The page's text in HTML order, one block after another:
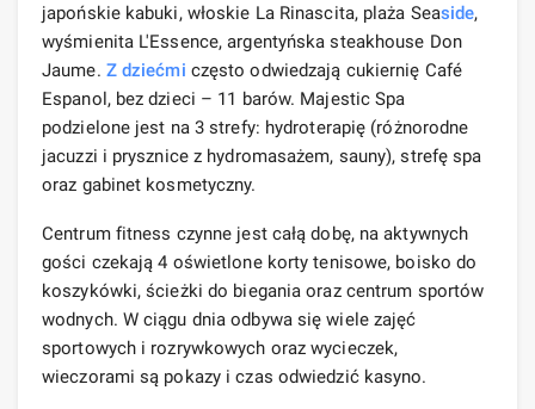
japońskie kabuki, włoskie La Rinascita, plaża Seaside,
wyśmienita L'Essence, argentyńska steakhouse Don
Jaume. Z dziećmi często odwiedzają cukiernię Café
Espanol, bez dzieci – 11 barów. Majestic Spa
podzielone jest na 3 strefy: hydroterapię (różnorodne
jacuzzi i prysznice z hydromasażem, sauny), strefę spa
oraz gabinet kosmetyczny.
Centrum fitness czynne jest całą dobę, na aktywnych
gości czekają 4 oświetlone korty tenisowe, boisko do
koszykówki, ścieżki do biegania oraz centrum sportów
wodnych. W ciągu dnia odbywa się wiele zajęć
sportowych i rozrywkowych oraz wycieczek,
wieczorami są pokazy i czas odwiedzić kasyno.